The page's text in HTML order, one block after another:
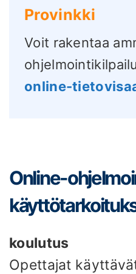
Provinkki
Voit rakentaa
online-
Online-
koulutus
Opettajat